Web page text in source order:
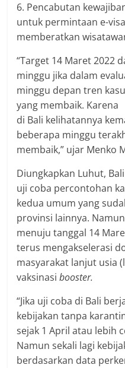
6. Pencabutan
untuk permintaan e-
memberatkan
“Target 14 Maret 2022
minggu jika dalam
minggu depan tren
yang membaik. Karena
di Bali kelihatannya
beberapa minggu
membaik,” ujar Menko
Diungkapkan Luhut,
uji coba percontohan
kedua umum yang
provinsi lainnya.
menuju tanggal 14
terus mengakselerasi
masyarakat lanjut usia
vaksinasibooster.
“Jika uji coba di Bali
kebijakan tanpa
sejak 1 April atau lebih
Namun sekali lagi
berdasarkan data